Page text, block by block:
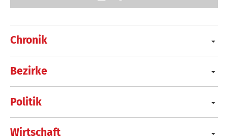
Chronik
Bezirke
Politik
Wirtschaft